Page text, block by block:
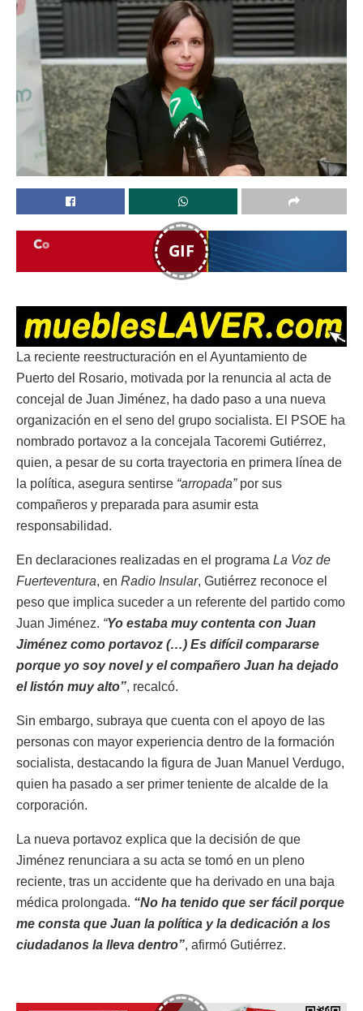
GIF
La reciente reestructuración en el Ayuntamiento de
Puerto del Rosario, motivada por la renuncia al acta de
concejal de Juan Jiménez, ha dado paso a una nueva
organización en el seno del grupo socialista. El PSOE ha
nombrado portavoz a la concejala Tacoremi Gutiérrez,
quien, a pesar de su corta trayectoria en primera línea de
la política, asegura sentirse “arropada”por sus
compañeros y preparada para asumir esta
responsabilidad.
En declaraciones realizadas en el programa La Voz de
Fuerteventura, en Radio Insular, Gutiérrez reconoce el
peso que implica suceder a un referente del partido como
Juan Jiménez. “Yo estaba muy contenta con Juan
Jiménez como portavoz (…) Es difícil compararse
porque yo soy novel y el compañero Juan ha dejado
el listón muy alto”, recalcó.
Sin embargo, subraya que cuenta con el apoyo de las
personas con mayor experiencia dentro de la formación
socialista, destacando la figura de Juan Manuel Verdugo,
quien ha pasado a ser primer teniente de alcalde de la
corporación.
La nueva portavoz explica que la decisión de que
Jiménez renunciara a su acta se tomó en un pleno
reciente, tras un accidente que ha derivado en una baja
médica prolongada. “No ha tenido que ser fácil porque
me consta que Juan la política y la dedicación a los
ciudadanos la lleva dentro”, afirmó Gutiérrez.